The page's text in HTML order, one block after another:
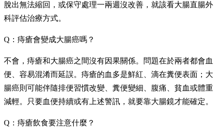
脫出無法縮回，或保守處理一兩週沒改善，就該看大腸直腸外
科評估治療方式。
Q：痔瘡會變成大腸癌嗎？
不會，痔瘡和大腸癌之間沒有因果關係。問題在於兩者都會血
便、容易混淆而延誤。痔瘡的血多是鮮紅、滴在糞便表面；大
腸癌則可能伴隨排便習慣改變、糞便變細、腹痛、貧血或體重
減輕。只要血便持續或有上述警訊，就要靠大腸鏡才能確定。
Q：痔瘡飲食要注意什麼？